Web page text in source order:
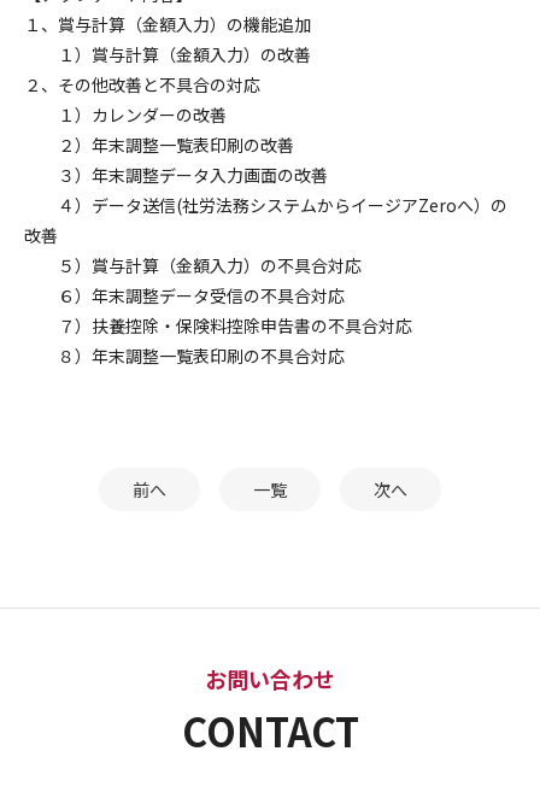
１、賞与計算（金額入力）の機能追加
１）賞与計算（金額入力）の改善
２、その他改善と不具合の対応
１）カレンダーの改善
２）年末調整一覧表印刷の改善
３）年末調整データ入力画面の改善
４）データ送信(社労法務システムからイージアZeroへ）の
改善
５）賞与計算（金額入力）の不具合対応
６）年末調整データ受信の不具合対応
７）扶養控除・保険料控除申告書の不具合対応
８）年末調整一覧表印刷の不具合対応
前へ 一覧 次へ
お問い合わせ
CONTACT